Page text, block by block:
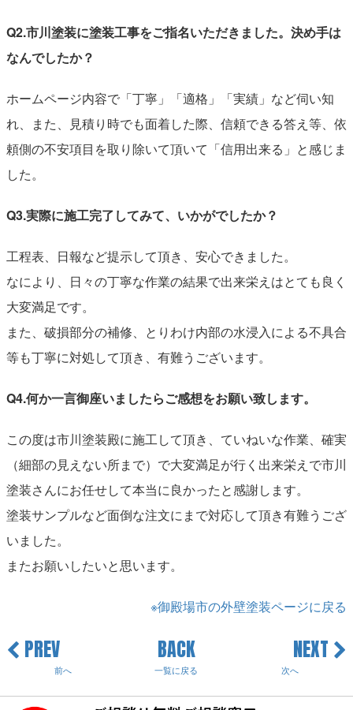
Q2.市川塗装に塗装工事をご指名いただきました。決め手は
なんでしたか？
ホームページ内容で「丁寧」「適格」「実績」など伺い知
れ、また、見積り時でも面着した際、信頼できる答え等、依
頼側の不安項目を取り除いて頂いて「信用出来る」と感じま
した。
Q3.実際に施工完了してみて、いかがでしたか？
工程表、日報など提示して頂き、安心できました。
なにより、日々の丁寧な作業の結果で出来栄えはとても良く
大変満足です。
また、破損部分の補修、とりわけ内部の水浸入による不具合
等も丁寧に対処して頂き、有難うございます。
Q4.何か一言御座いましたらご感想をお願い致します。
この度は市川塗装殿に施工して頂き、ていねいな作業、確実
（細部の見えない所まで）で大変満足が行く出来栄えで市川
塗装さんにお任せして本当に良かったと感謝します。
塗装サンプルなど面倒な注文にまで対応して頂き有難うござ
いました。
またお願いしたいと思います。
※御殿場市の外壁塗装ページに戻る
PREV
前へ
BACK
一覧に戻る
NEXT
次へ